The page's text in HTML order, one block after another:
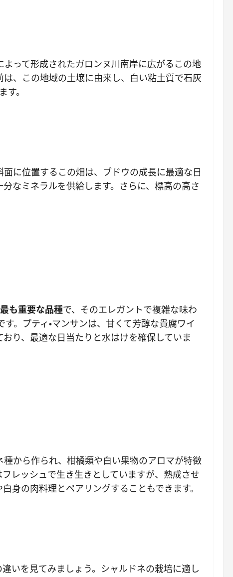
って形成されたガロンヌ川南岸に広がるこの地
、この地域の土壌に由来し、白い粘土質で石灰
。
に位置するこの畑は、ブドウの成長に最適な日
なミネラルを供給します。さらに、標高の高さ
最も重要な品種で、そのエレガントで複雑な味わ
。プティ・マンサンは、甘くて芳醇な貴腐ワイ
り、最適な日当たりと水はけを確保していま
種から作られ、柑橘類や白い果物のアロマが特徴
レッシュで生き生きとしていますが、熟成させ
身の肉料理とペアリングすることもできます。
いを見てみましょう。シャルドネの栽培に適し